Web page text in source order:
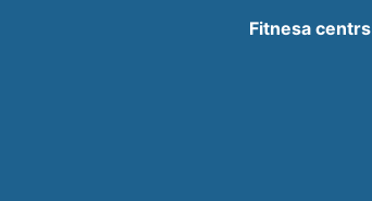
Fitnesa centrs